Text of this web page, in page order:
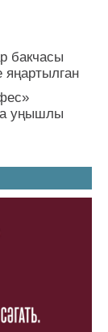
бакчасы
яңартылган
уңышлы